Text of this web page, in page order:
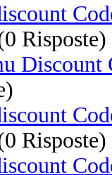
Risposte)
Risposte)